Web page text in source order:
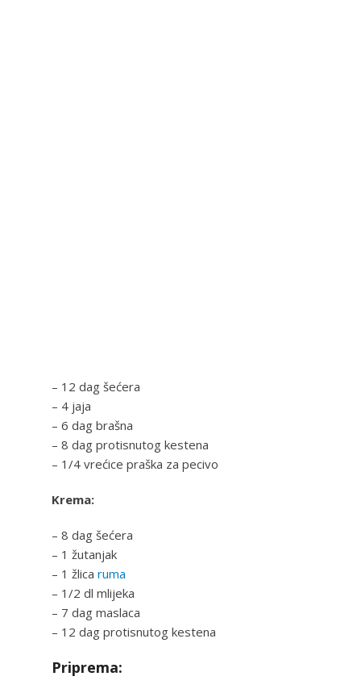
– 12 dag šećera
– 4 jaja
– 6 dag brašna
– 8 dag protisnutog kestena
– 1/4 vrećice praška za pecivo
Krema:
– 8 dag šećera
– 1 žutanjak
– 1 žlica ruma
– 1/2 dl mlijeka
– 7 dag maslaca
– 12 dag protisnutog kestena
Priprema: